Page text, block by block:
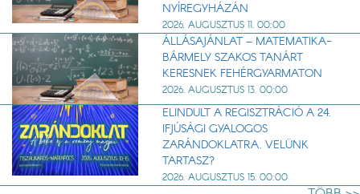
NYÍREGYHÁZÁN
2026. AUGUSZTUS 11. 00:00
ÁLLÁSAJÁNLAT – MATEMATIKA-
BÁRMELY SZAKOS TANÁRT
KERESNEK FEHÉRGYARMATON
2026. AUGUSZTUS 13. 00:00
ELINDULT A REGISZTRÁCIÓ A 24.
IFJÚSÁGI GYALOGOS
ZARÁNDOKLATRA. VELÜNK
TARTASZ?
2026. AUGUSZTUS 15. 00:00